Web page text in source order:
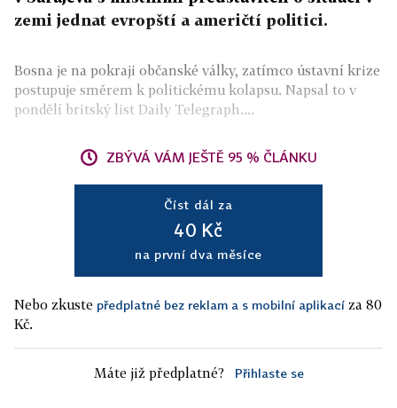
zemi jednat evropští a američtí politici.
Bosna je na pokraji občanské války, zatímco ústavní krize
postupuje směrem k politickému kolapsu. Napsal to v
pondělí britský list Daily Telegraph....
ZBÝVÁ VÁM JEŠTĚ 95 % ČLÁNKU
Číst dál za
40 Kč
na první dva měsíce
Nebo zkuste předplatné bez reklam a s mobilní aplikací za 80
Kč.
Máte již předplatné? Přihlaste se